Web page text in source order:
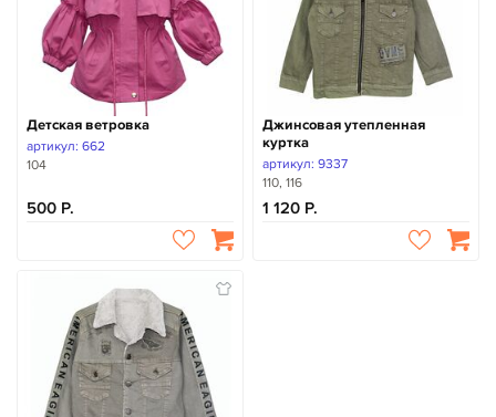
Детская ветровка
артикул: 662
104
500
Джинсовая утепленная
куртка
артикул: 9337
110, 116
1 120